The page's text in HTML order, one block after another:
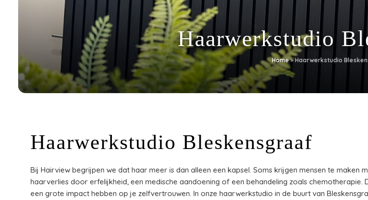
Haarwerkstudio
Home»Haarwerkstudio
Haarwerkstudio Bleskensgraaf
Bij Hairview begrijpen we dat haar meer is dan alleen een kapsel. Soms krijgen mensen te maken
haarverlies door erfelijkheid, een medische aandoening of een behandeling zoals chemotherapie.
een grote impact hebben op je zelfvertrouwen. In onze haarwerkstudio in de buurt van